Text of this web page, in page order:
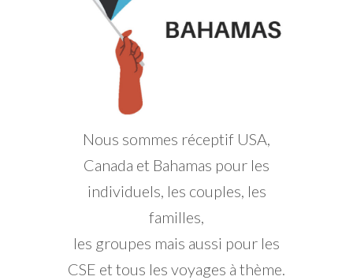
Nous sommes réceptif USA,
Canada et Bahamas pour les
individuels, les couples, les
familles,
les groupes mais aussi pour les
CSE et tous les voyages à thème.